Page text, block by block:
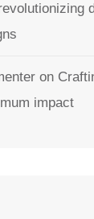
on
impact